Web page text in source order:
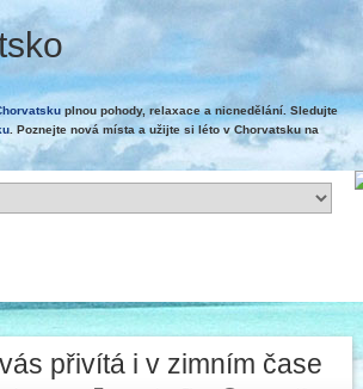
plnou pohody, relaxace a nicnedělání. Sledujte
. Poznejte nová místa a užijte si léto v Chorvatsku na
přivítá i v zimním čase